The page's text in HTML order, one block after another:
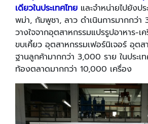
เดียวในประเทศไทย และจำหน่ายไปยังป
พม่า, กัมพูชา, ลาว ดำเนินการมากกว่า
วางใจจากอุตสาหกรรมแปรรูปอาหาร-
ขบเคี้ยว อุตสาหกรรมเฟอร์นิเจอร์ อุต
ฐานลูกค้ามากกว่า 3,000 ราย ในประเ
ท้องตลาดมากกว่า 10,000 เครื่อง